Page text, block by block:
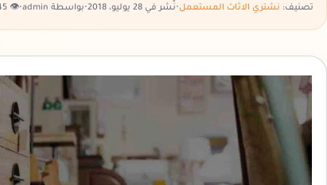
تصنيف: نشتري الاثاث المستعمل•نُشر في 28 يوليو، 2018 •بواسطة admin •👁️ 1345 مشاهدة